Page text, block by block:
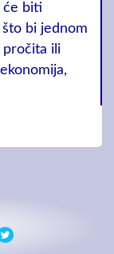
će biti
bi jednom
pročita ili